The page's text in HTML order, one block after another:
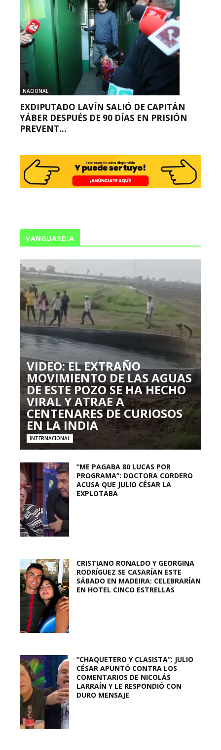
NACIONAL
EXDIPUTADO LAVÍN SALIÓ DE CAPITÁN
YÁBER DESPUÉS DE 90 DÍAS EN PRISIÓN
PREVENT...
VANGUARDIA
VIDEO: EL EXTRAÑO
MOVIMIENTO DE LAS AGUAS
DE ESTE POZO SE HA HECHO
VIRAL Y ATRAE A
CENTENARES DE CURIOSOS
EN LA INDIA
INTERNACIONAL
“ME PAGABA 80 LUCAS POR
PROGRAMA”: DOCTORA CORDERO
ACUSA QUE JULIO CÉSAR LA
EXPLOTABA
CRISTIANO RONALDO Y GEORGINA
RODRÍGUEZ SE CASARÍAN ESTE
SÁBADO EN MADEIRA: CELEBRARÍAN
EN HOTEL CINCO ESTRELLAS
“CHAQUETERO Y CLASISTA”: JULIO
CÉSAR APUNTÓ CONTRA LOS
COMENTARIOS DE NICOLÁS
LARRAÍN Y LE RESPONDIÓ CON
DURO MENSAJE